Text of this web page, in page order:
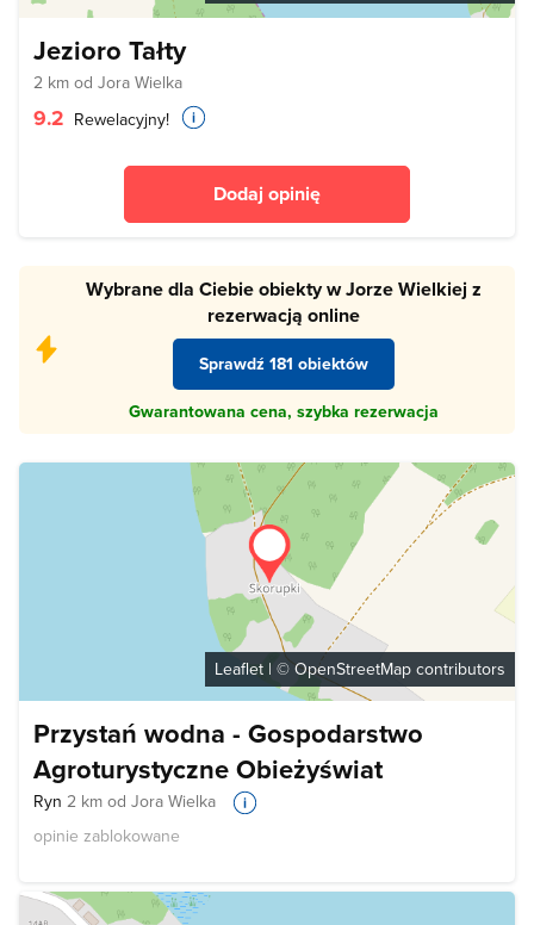
Jezioro Tałty
2 km od Jora Wielka
9.2 Rewelacyjny!
Dodaj opinię
Wybrane dla Ciebie obiekty w Jorze Wielkiej z
rezerwacją online
Sprawdź 181 obiektów
Gwarantowana cena, szybka rezerwacja
Leaflet | ©OpenStreetMap contributors
Przystań wodna - Gospodarstwo
Agroturystyczne Obieżyświat
Ryn 2 km od Jora Wielka
opinie zablokowane